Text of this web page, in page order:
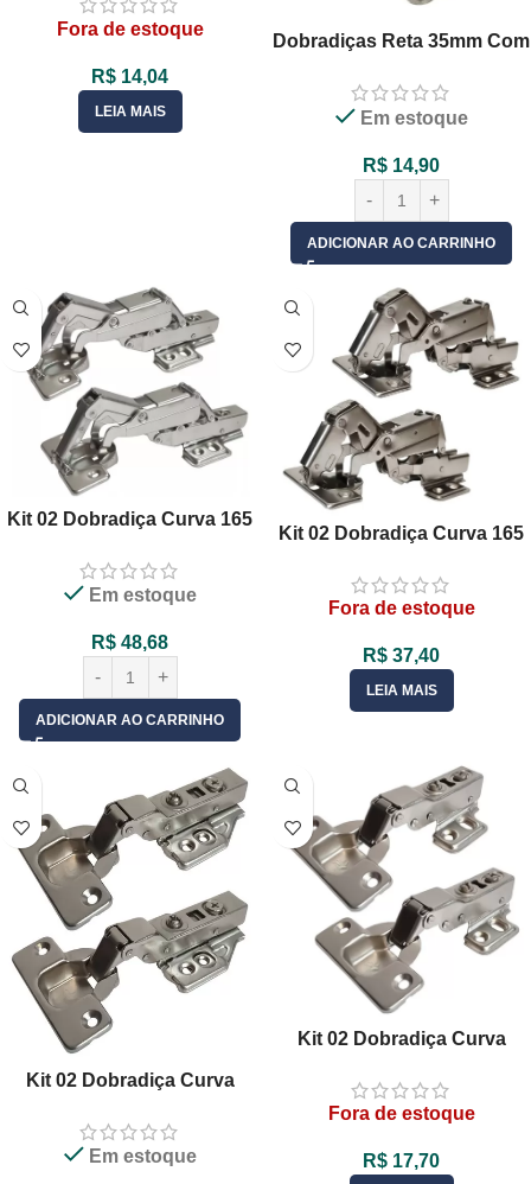
Fora de estoque
R$ 14,04
LEIA MAIS
Dobradiças Reta 35mm Com
Slide On – 01 Unid
Em estoque
R$ 14,90
ADICIONAR AO CARRINHO
Kit 02 Dobradiça Curva 165
Amortecedor Móveis / Porta
de Armário
Em estoque
R$ 48,68
ADICIONAR AO CARRINHO
Kit 02 Dobradiça Curva 165
De Armário
Fora de estoque
R$ 37,40
LEIA MAIS
Kit 02 Dobradiça Curva
Amortecedor Calço 3D Clip
On – 02 Unid
Em estoque
Kit 02 Dobradiça Curva
Amortecedor Para Móveis –
02 Unid
Fora de estoque
R$ 17,70